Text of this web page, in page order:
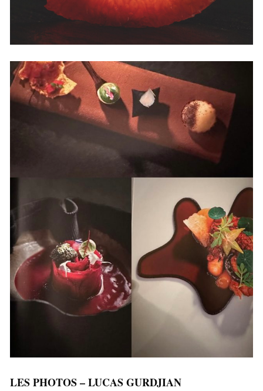
LES PHOTOS – LUCAS GURDJIAN